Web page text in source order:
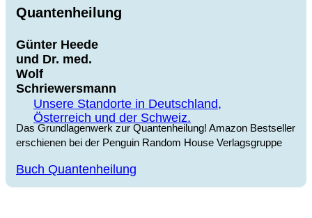
Unsere Standorte in Deutschland,
Österreich und der Schweiz.
Quantenheilung
Günter Heede
und Dr. med.
Wolf
Schriewersmann
Das Grundlagenwerk zur Quantenheilung! Amazon Bestseller
erschienen bei der Penguin Random House Verlagsgruppe
Buch Quantenheilung